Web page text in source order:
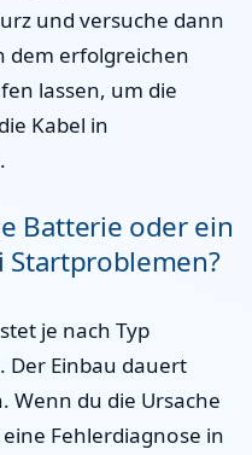
und versuche dann
dem erfolgreichen
lassen, um die
Kabel in
Batterie oder ein
je nach Typ
Der Einbau dauert
Wenn du die Ursache
Fehlerdiagnose in